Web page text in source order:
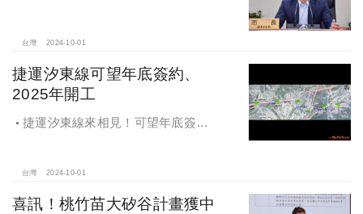
台灣 2024-10-01
捷運汐東線可望年底簽約、
2025年開工
捷運汐東線來相見！可望年底簽約
台灣 2024-10-01
喜訊！桃竹苗大矽谷計畫獲中